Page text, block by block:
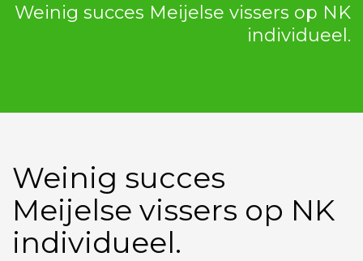
Weinig succes Meijelse vissers op NK
individueel.
Weinig succes
Meijelse vissers op NK
individueel.